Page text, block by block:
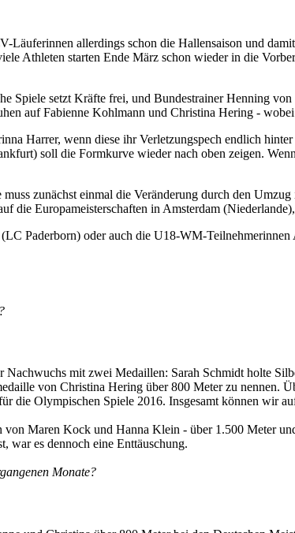
Läuferinnen allerdings schon die Hallensaison und
Athleten starten Ende März schon wieder in die
Spiele setzt Kräfte frei, und Bundestrainer Henning
auf Fabienne Kohlmann und Christina Hering -
Harrer, wenn diese ihr Verletzungspech endlich
soll die Formkurve wieder nach oben zeigen.
muss zunächst einmal die Veränderung durch den
die Europameisterschaften in Amsterdam
Paderborn) oder auch die U18-WM-
mit zwei Medaillen: Sarah Schmidt holte
von Christina Hering über 800 Meter zu nennen.
die Olympischen Spiele 2016. Insgesamt können wir
Maren Kock und Hanna Klein - über 1.500 Meter
war es dennoch eine Enttäuschung.
Monate?